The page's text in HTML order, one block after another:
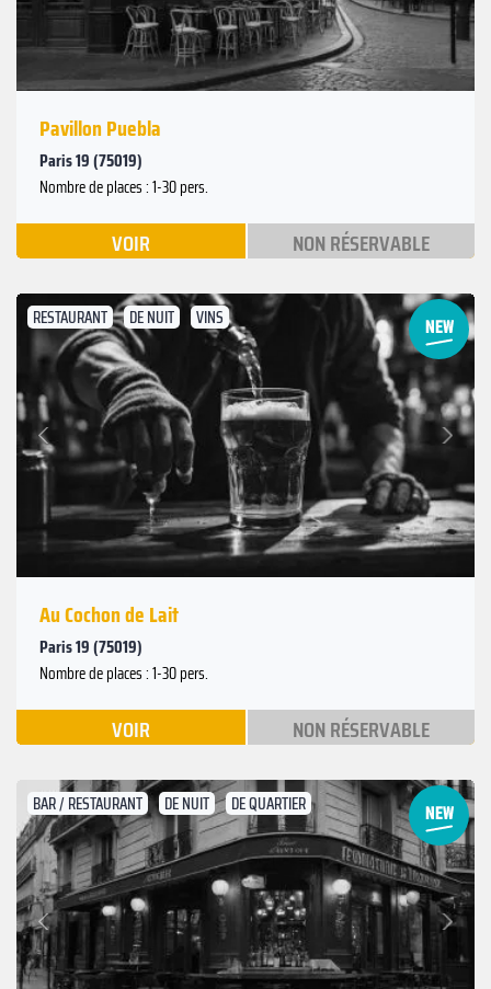
Pavillon Puebla
Paris 19 (75019)
Nombre de places : 1-30 pers.
VOIR NON RÉSERVABLE
RESTAURANT DE NUIT VINS
Précédent
Suivant
Au Cochon de Lait
Paris 19 (75019)
Nombre de places : 1-30 pers.
VOIR NON RÉSERVABLE
BAR / RESTAURANT DE NUIT DE QUARTIER
Précédent
Suivant